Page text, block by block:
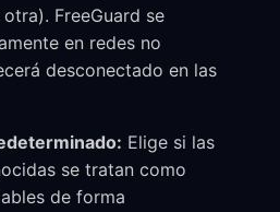
FreeGuard se
en redes no
desconectado en las
Elige si las
se tratan como
de forma